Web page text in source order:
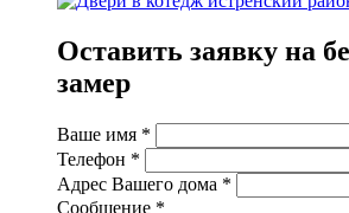
Оставить заявку на
замер
Ваше имя *
Телефон *
Адрес Вашего дома *
Сообщение *